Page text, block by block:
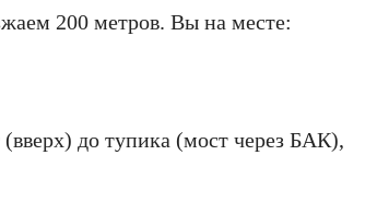
200 метров. Вы на месте:
до тупика (мост через БАК),